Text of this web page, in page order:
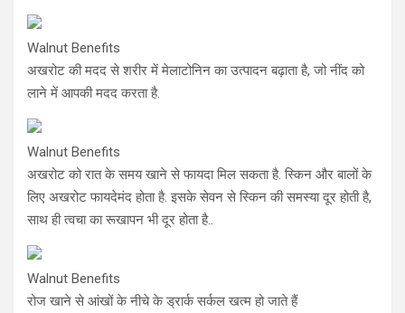
Walnut Benefits
अखरोट की मदद से शरीर में मेलाटोनिन का उत्पादन बढ़ाता है, जो नींद को
लाने में आपकी मदद करता है.
Walnut Benefits
अखरोट को रात के समय खाने से फायदा मिल सकता है. स्किन और बालों के
लिए अखरोट फायदेमंद होता है. इसके सेवन से स्किन की समस्या दूर होती है,
साथ ही त्वचा का रूखापन भी दूर होता है..
Walnut Benefits
रोज खाने से आंखों के नीचे के ड्रार्क सर्कल खत्म हो जाते हैं